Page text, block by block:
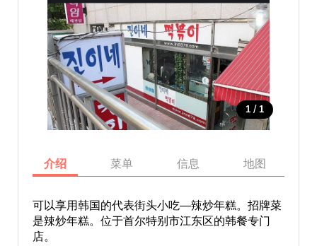
1 / 1
介绍 菜单 信息 地图
可以享用韩国的代表街头小吃—辣炒年糕。招牌菜
是辣炒年糕。位于首尔特别市江东区的韩餐专门
店。